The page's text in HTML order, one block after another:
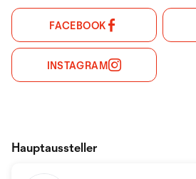
FACEBOOK
INSTAGRAM
Hauptaussteller